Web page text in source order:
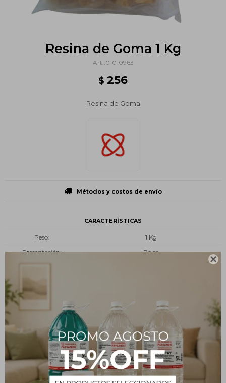

Resina de Goma 1 Kg
01010963
$ 256
Resina de Goma
Métodos y costos de envío
CARACTERÍSTICAS
Peso
1 Kg
Presentación
Bolsa
Estado
Descripción
Resina de Goma